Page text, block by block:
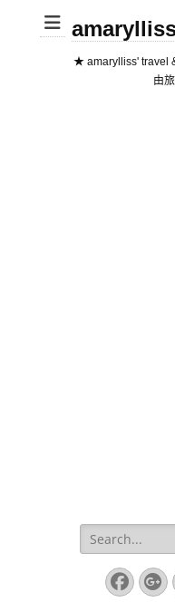
★ amarylliss' travel
由
Search
for: